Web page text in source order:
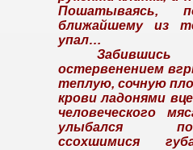
Пошатываясь,
ближайшему из
упал…
остервенением
теплую, сочную
крови ладонями
человеческого
улыбался
ссохшимися